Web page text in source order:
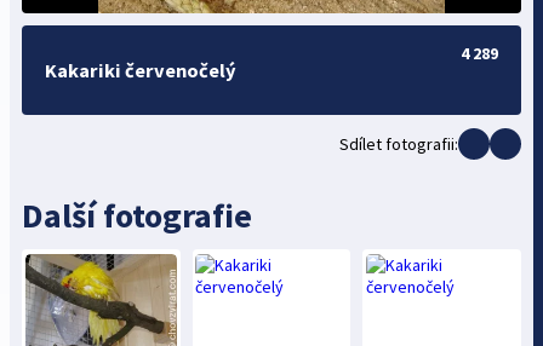
Kakariki červenočelý
4 289
Sdílet fotografii:
Další fotografie